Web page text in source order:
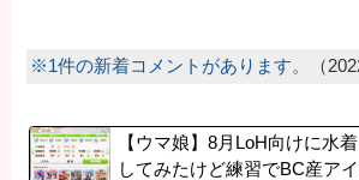
※1件の新着コメントがあります。 （
【ウマ娘】8月LoH向けに水
してみたけど練習でBC産ア